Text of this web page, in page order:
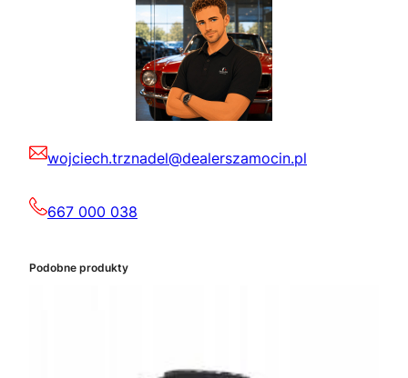
wojciech.trznadel@dealerszamocin.pl
667 000 038
Podobne produkty